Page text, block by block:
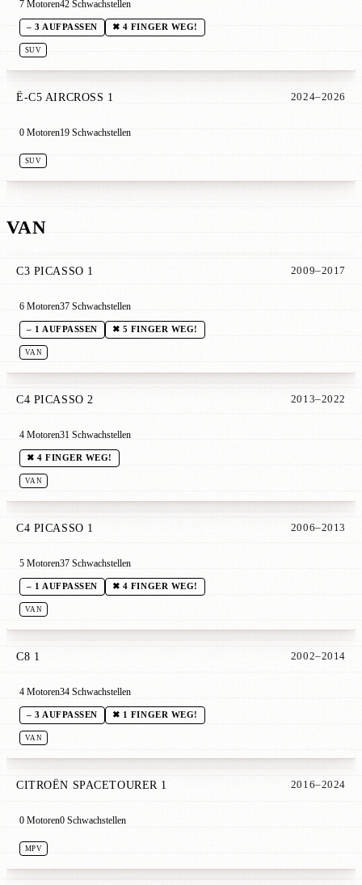
7 Motoren42 Schwachstellen
– 3 AUFPASSEN ✖ 4 FINGER WEG!
SUV
Ë-C5 AIRCROSS 1 2024–2026
0 Motoren19 Schwachstellen
SUV
VAN
C3 PICASSO 1 2009–2017
6 Motoren37 Schwachstellen
– 1 AUFPASSEN ✖ 5 FINGER WEG!
VAN
C4 PICASSO 2 2013–2022
4 Motoren31 Schwachstellen
✖ 4 FINGER WEG!
VAN
C4 PICASSO 1 2006–2013
5 Motoren37 Schwachstellen
– 1 AUFPASSEN ✖ 4 FINGER WEG!
VAN
C8 1 2002–2014
4 Motoren34 Schwachstellen
– 3 AUFPASSEN ✖ 1 FINGER WEG!
VAN
CITROËN SPACETOURER 1 2016–2024
0 Motoren0 Schwachstellen
MPV